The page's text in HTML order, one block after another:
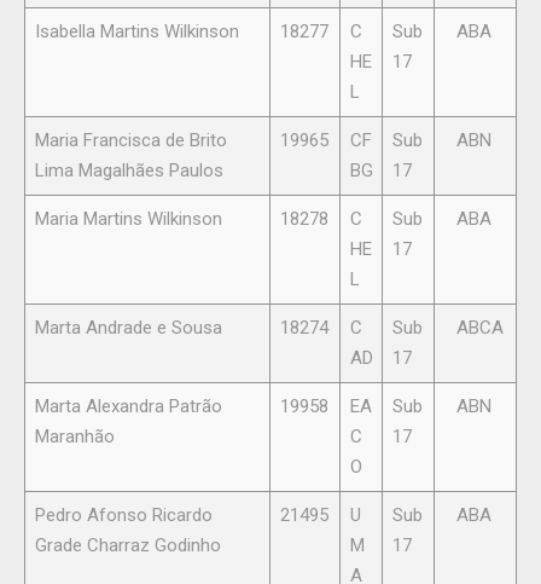
Isabella Martins Wilkinson 18277
C
HE
L
Sub
17
ABA
Maria Francisca de Brito
Lima Magalhães Paulos
19965
CF
BG
Sub
17
ABN
Maria Martins Wilkinson 18278
C
HE
L
Sub
17
ABA
Marta Andrade e Sousa 18274
C
AD
Sub
17
ABCA
Marta Alexandra Patrão
Maranhão
19958
EA
C
O
Sub
17
ABN
Pedro Afonso Ricardo
Grade Charraz Godinho
21495
U
M
A
Sub
17
ABA